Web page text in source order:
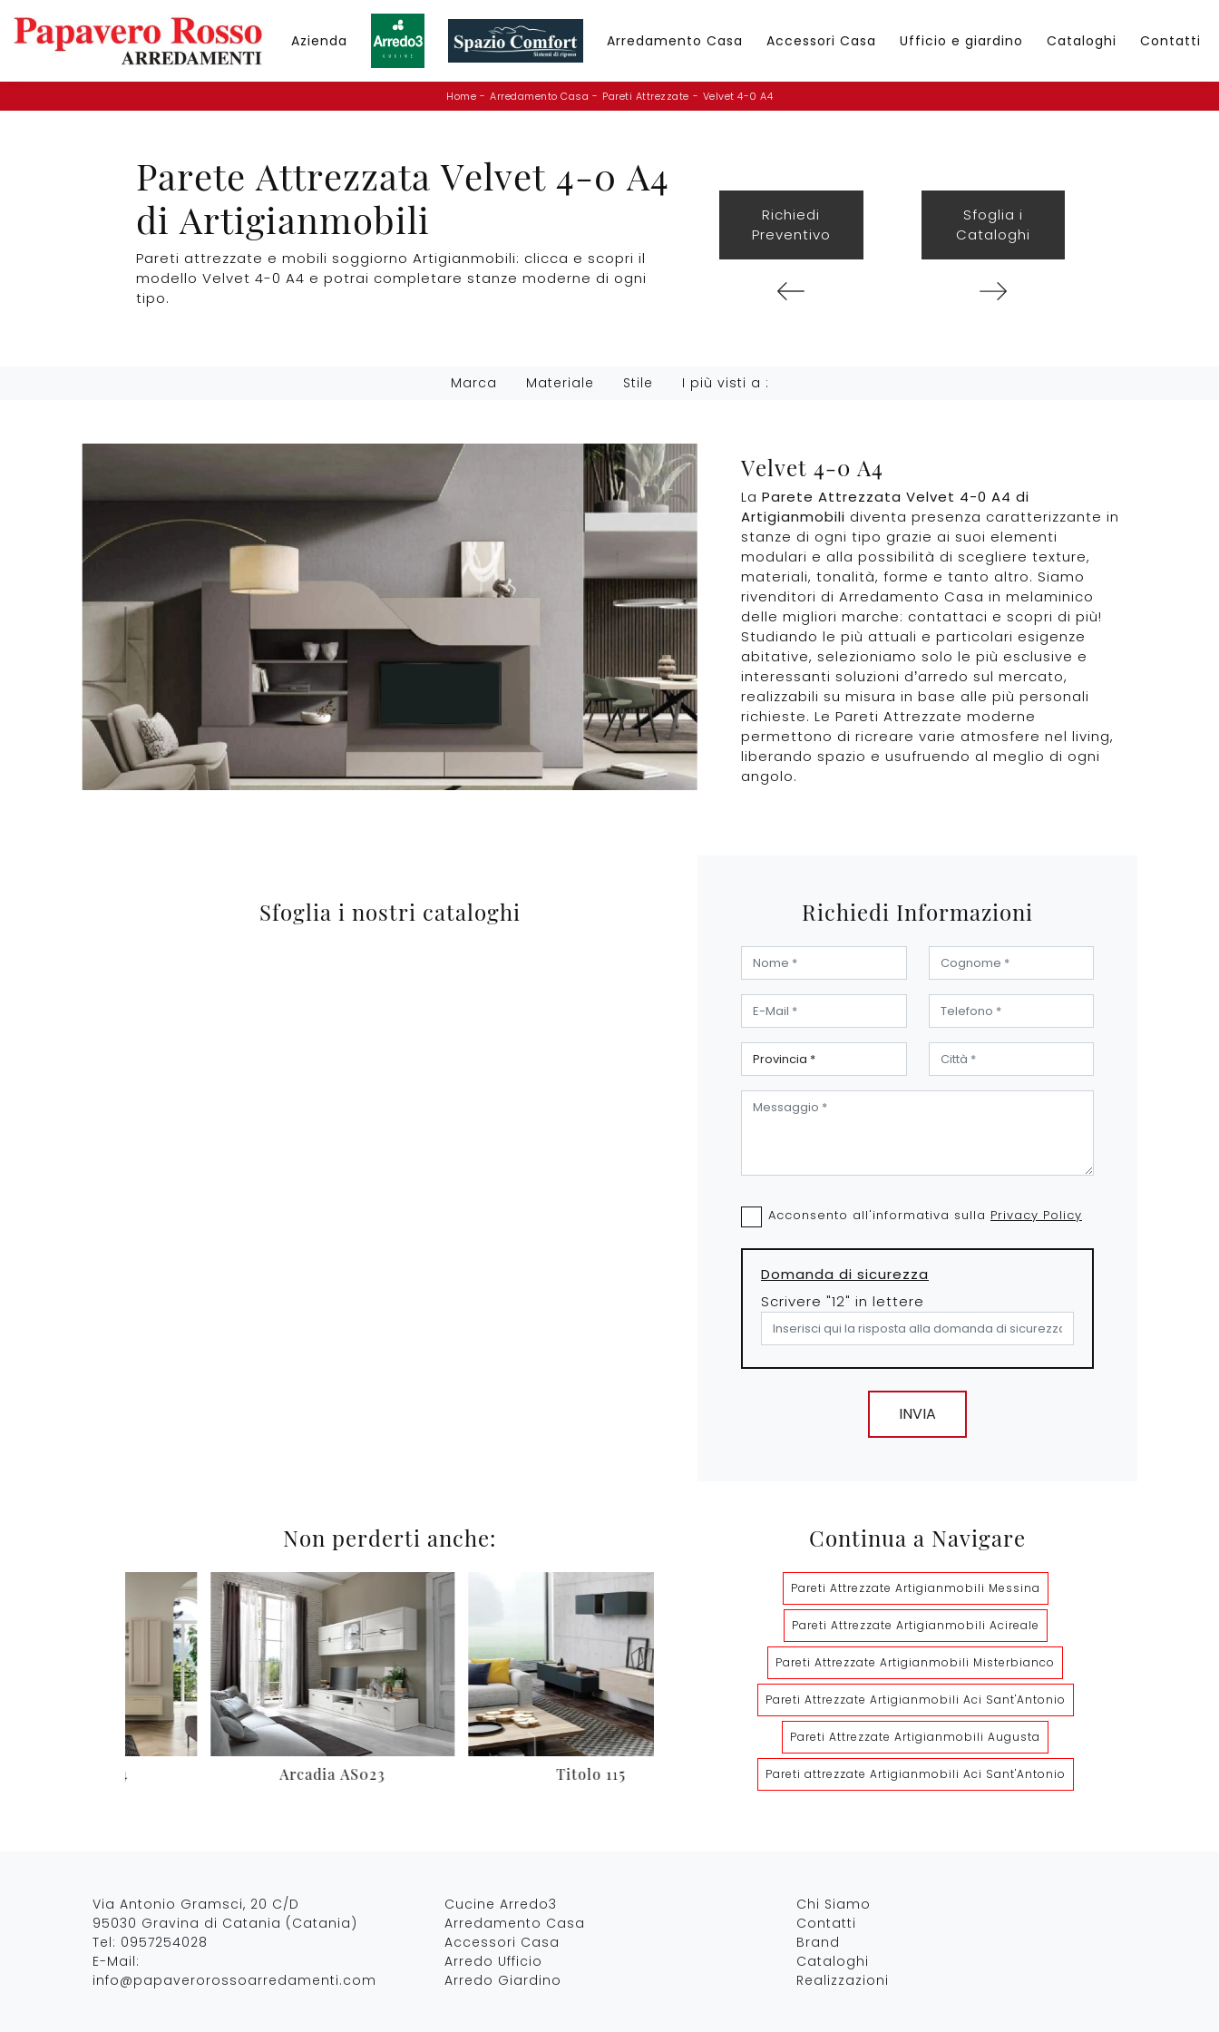
Azienda Arredamento Casa Accessori Casa Ufficio e giardino Cataloghi Contatti
Home - Arredamento Casa - Pareti Attrezzate - Velvet 4-0 A4
Parete Attrezzata Velvet 4-0 A4
di Artigianmobili
Pareti attrezzate e mobili soggiorno Artigianmobili: clicca e scopri il
modello Velvet 4-0 A4 e potrai completare stanze moderne di ogni
tipo.
Richiedi
Preventivo
Sfoglia i
Cataloghi
Marca Materiale Stile I più visti a :
Velvet 4-0 A4
La Parete Attrezzata Velvet 4-0 A4 di
Artigianmobili diventa presenza caratterizzante in
stanze di ogni tipo grazie ai suoi elementi
modulari e alla possibilità di scegliere texture,
materiali, tonalità, forme e tanto altro. Siamo
rivenditori di Arredamento Casa in melaminico
delle migliori marche: contattaci e scopri di più!
Studiando le più attuali e particolari esigenze
abitative, selezioniamo solo le più esclusive e
interessanti soluzioni d’arredo sul mercato,
realizzabili su misura in base alle più personali
richieste. Le Pareti Attrezzate moderne
permettono di ricreare varie atmosfere nel living,
liberando spazio e usufruendo al meglio di ogni
angolo.
Sfoglia i nostri cataloghi Richiedi Informazioni
Acconsento all'informativa sulla Privacy Policy
Domanda di sicurezza
Scrivere "12" in lettere
INVIA
Non perderti anche:
Arcadia AS023 Titolo 115 Velvet Home Office 191 Arcadia AS004
Continua a Navigare
Pareti Attrezzate Artigianmobili Messina
Pareti Attrezzate Artigianmobili Acireale
Pareti Attrezzate Artigianmobili Misterbianco
Pareti Attrezzate Artigianmobili Aci Sant'Antonio
Pareti Attrezzate Artigianmobili Augusta
Pareti attrezzate Artigianmobili Aci Sant'Antonio
Via Antonio Gramsci, 20 C/D
95030 Gravina di Catania (Catania)
Tel: 0957254028
E-Mail:
info@papaverorossoarredamenti.com
Cucine Arredo3
Arredamento Casa
Accessori Casa
Arredo Ufficio
Arredo Giardino
Chi Siamo
Contatti
Brand
Cataloghi
Realizzazioni